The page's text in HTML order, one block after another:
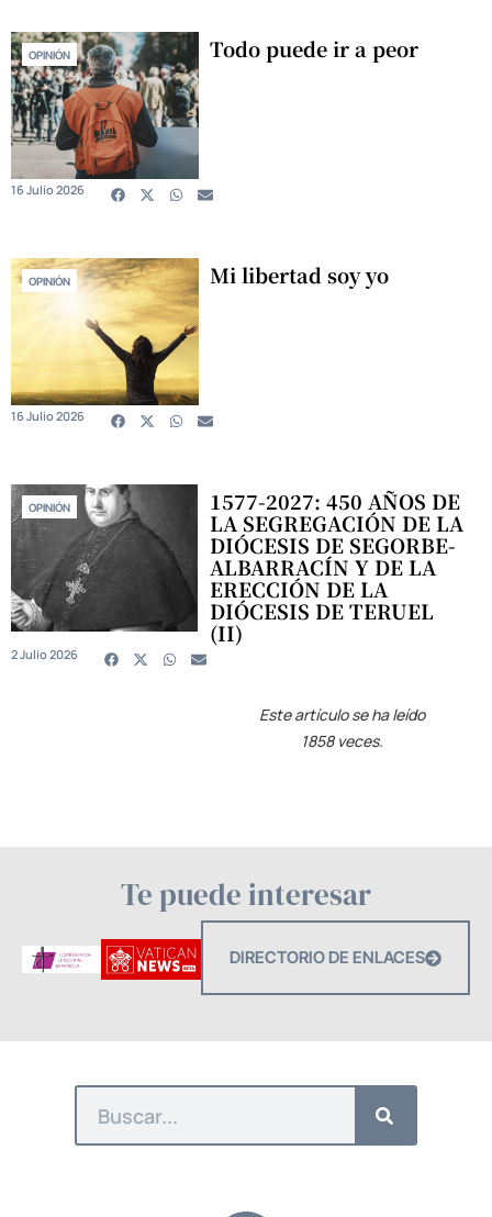
OPINIÓN Todo puede ir a peor
16 Julio 2026
OPINIÓN Mi libertad soy yo
16 Julio 2026
OPINIÓN 1577-2027: 450 AÑOS DE
LA SEGREGACIÓN DE LA
DIÓCESIS DE SEGORBE-
ALBARRACÍN Y DE LA
ERECCIÓN DE LA
DIÓCESIS DE TERUEL
(II)
2 Julio 2026
Este artículo se ha leído
1858 veces.
Te puede interesar
DIRECTORIO DE ENLACES